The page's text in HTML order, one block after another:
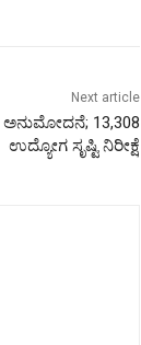
Next article
13,308
ಉದ್ಯೋಗ ಸೃಷ್ಟಿ ನಿರೀಕ್ಷೆ